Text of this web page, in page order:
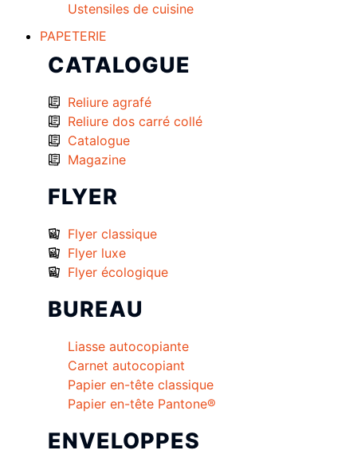
Ustensiles de cuisine
PAPETERIE
CATALOGUE
Reliure agrafé
Reliure dos carré collé
Catalogue
Magazine
FLYER
Flyer classique
Flyer luxe
Flyer écologique
BUREAU
Liasse autocopiante
Carnet autocopiant
Papier en-tête classique
Papier en-tête Pantone®
ENVELOPPES